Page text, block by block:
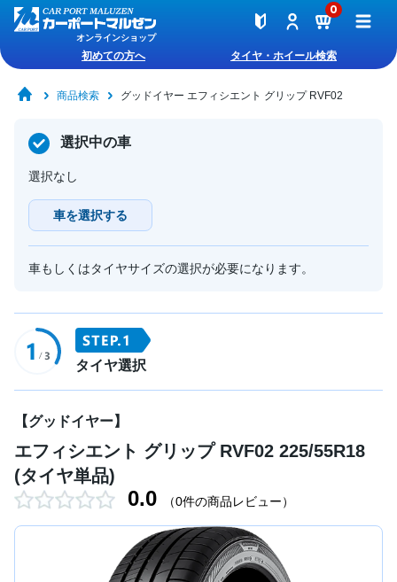
オンラインショップ
0
初めての方へ タイヤ・ホイール検索
商品検索 グッドイヤー エフィシエント グリップ RVF02
選択中の車
選択なし
車を選択する
車もしくはタイヤサイズの選択が必要になります。
タイヤ選択
【グッドイヤー】
エフィシエント グリップ RVF02 225/55R18
(タイヤ単品)
0.0 （0件の商品レビュー）